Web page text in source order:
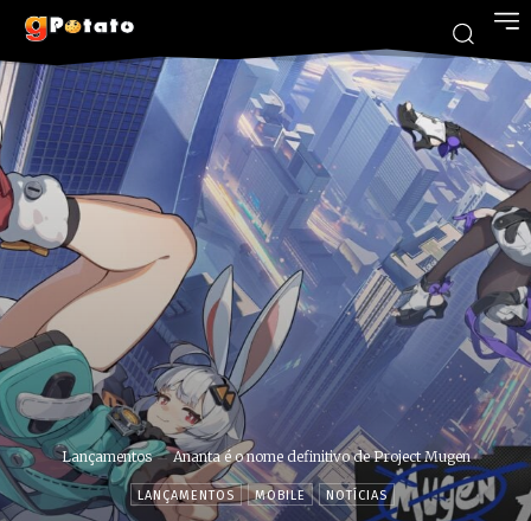
Lançamentos Ananta é o nome definitivo de Project Mugen
LANÇAMENTOS MOBILE NOTÍCIAS